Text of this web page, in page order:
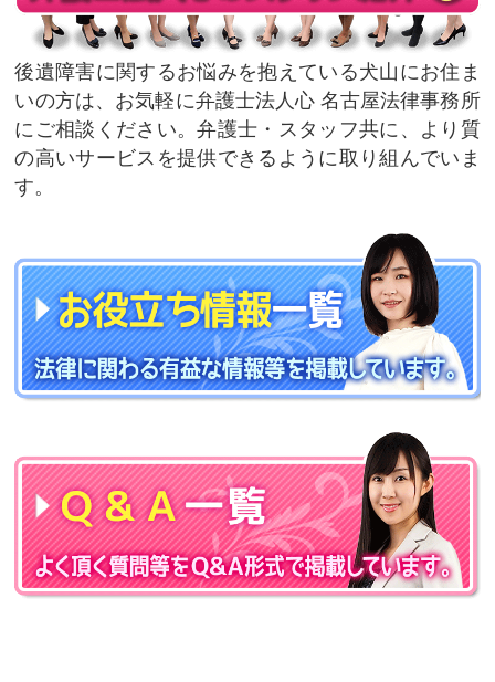
後遺障害に関するお悩みを抱えている犬山にお住ま
いの方は、お気軽に弁護士法人心 名古屋法律事務所
にご相談ください。弁護士・スタッフ共に、より質
の高いサービスを提供できるように取り組んでいま
す。